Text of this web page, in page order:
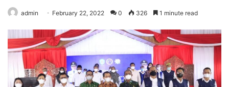
admin February 22, 2022 0 326 1 minute read